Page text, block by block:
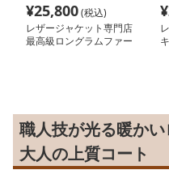
¥25,800(税込)
レザージャケット専門店
最高級ロングラムファー
¥
職人技が光る暖か
大人の上質コート